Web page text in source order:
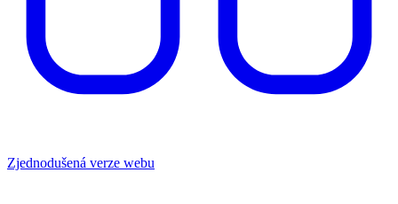
Zjednodušená verze webu